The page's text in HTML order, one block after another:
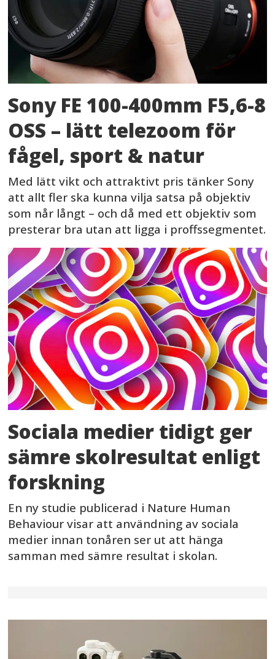
Sony FE 100-400mm F5,6-8
OSS – lätt telezoom för
fågel, sport & natur
Med lätt vikt och attraktivt pris tänker Sony
att allt fler ska kunna vilja satsa på objektiv
som når långt – och då med ett objektiv som
presterar bra utan att ligga i proffssegmentet.
Sociala medier tidigt ger
sämre skolresultat enligt
forskning
En ny studie publicerad i Nature Human
Behaviour visar att användning av sociala
medier innan tonåren ser ut att hänga
samman med sämre resultat i skolan.